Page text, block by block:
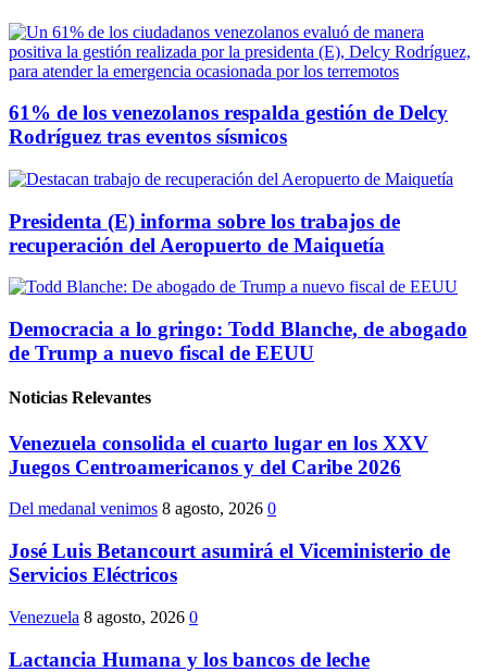
61% de los venezolanos respalda gestión de Delcy
Rodríguez tras eventos sísmicos
Presidenta (E) informa sobre los trabajos de
recuperación del Aeropuerto de Maiquetía
Democracia a lo gringo: Todd Blanche, de abogado
de Trump a nuevo fiscal de EEUU
Noticias Relevantes
Venezuela consolida el cuarto lugar en los XXV
Juegos Centroamericanos y del Caribe 2026
Del medanal venimos 8 agosto, 2026 0
José Luis Betancourt asumirá el Viceministerio de
Servicios Eléctricos
Venezuela 8 agosto, 2026 0
Lactancia Humana y los bancos de leche